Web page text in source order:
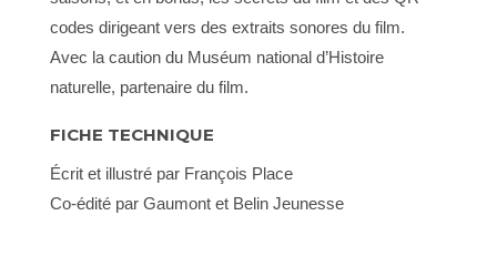
codes dirigeant vers des extraits sonores du film.
Avec la caution du Muséum national d’Histoire
naturelle, partenaire du film.
FICHE TECHNIQUE
Écrit et illustré par François Place
Co-édité par Gaumont et Belin Jeunesse